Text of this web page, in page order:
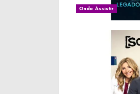
Onde Assistir